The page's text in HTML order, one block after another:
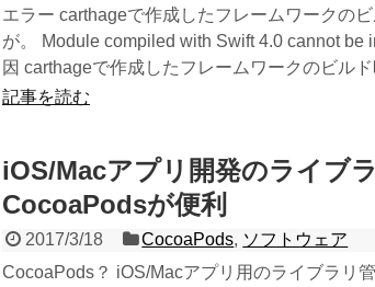
エラー carthageで作成したフレームワークの
が。 Module compiled with Swift 4.0 cannot be
因 carthageで作成したフレームワークのビル
記事を読む
iOS/Macアプリ開発のライブ
CocoaPodsが便利
2017/3/18 CocoaPods, ソフトウェア
CocoaPods？ iOS/Macアプリ用のライブラリ